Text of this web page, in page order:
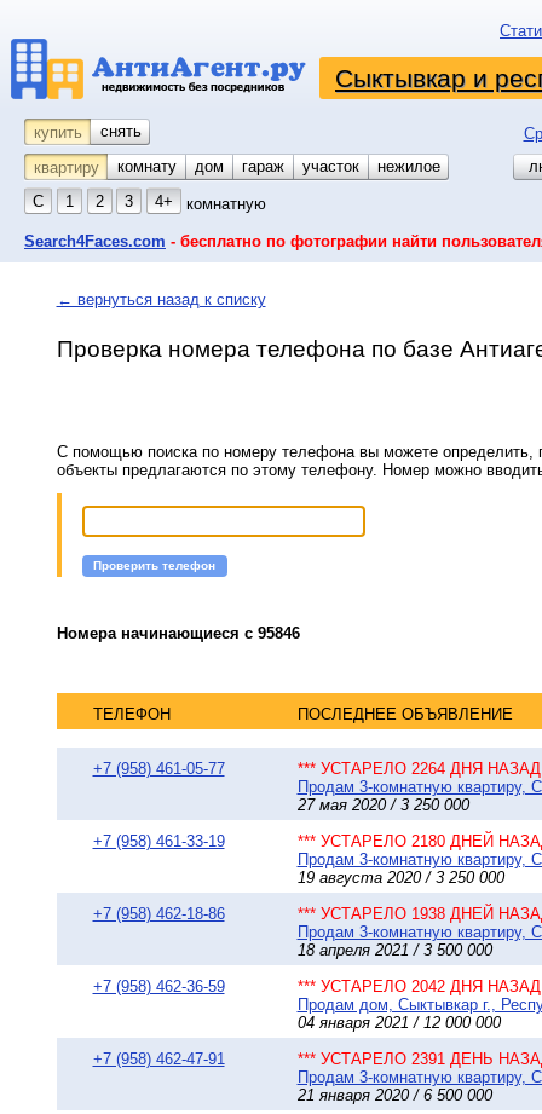
Сыктывкар и
купить снять
квартиру
комнату койко-место
дом гараж участок
нежилое
С
1 2 3 4+ комнатную
Search4Faces.com - бесплатно по фотографии найти
← вернуться назад к списку
Проверка номера телефона по базе
С помощью поиска по номеру телефона вы можете определить,
объекты предлагаются по этому телефону. Номер можно
Проверить телефон
Номера начинающиеся с 95846
ТЕЛЕФОН ПОСЛЕДНЕЕ ОБЪЯВЛЕНИЕ
+7 (958) 461-05-77
*** УСТАРЕЛО 2264 ДНЯ НАЗАД
Продам 3-комнатную квартиру,
27 мая 2020 / 3 250 000
+7 (958) 461-33-19
*** УСТАРЕЛО 2180 ДНЕЙ
Продам 3-комнатную квартиру,
19 августа 2020 / 3 250 000
+7 (958) 462-18-86
*** УСТАРЕЛО 1938 ДНЕЙ
Продам 3-комнатную квартиру,
18 апреля 2021 / 3 500 000
+7 (958) 462-36-59
*** УСТАРЕЛО 2042 ДНЯ НАЗАД
Продам дом, Сыктывкар г.,
04 января 2021 / 12 000 000
+7 (958) 462-47-91
*** УСТАРЕЛО 2391 ДЕНЬ
Продам 3-комнатную квартиру,
21 января 2020 / 6 500 000